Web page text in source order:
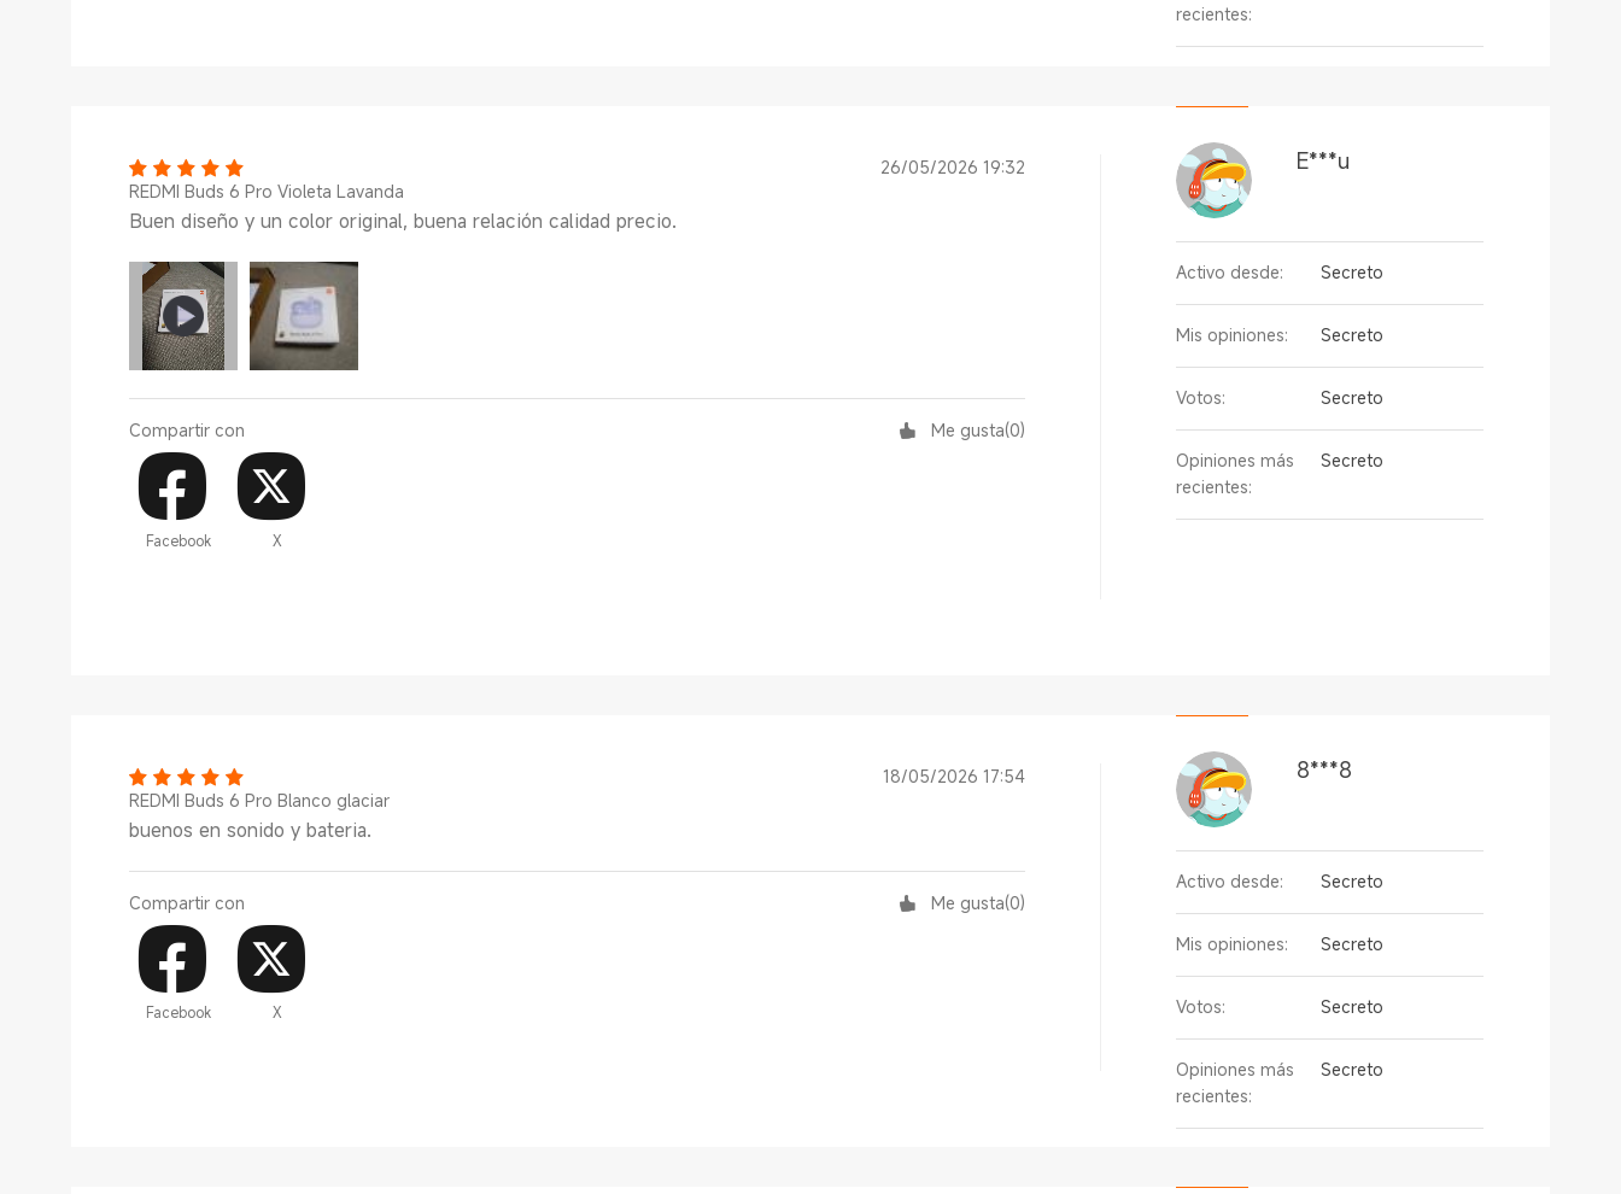
recientes:
26/05/2026 19:32
REDMI Buds 6 Pro Violeta Lavanda
Buen diseño y un color original, buena relación calidad precio.
Compartir con
Facebook X
Me gusta(0)
E***u
Activo desde: Secreto
Mis opiniones: Secreto
Votos: Secreto
Opiniones más
recientes:
Secreto
18/05/2026 17:54
REDMI Buds 6 Pro Blanco glaciar
buenos en sonido y bateria.
Compartir con
Facebook X
Me gusta(0)
8***8
Activo desde: Secreto
Mis opiniones: Secreto
Votos: Secreto
Opiniones más
recientes:
Secreto